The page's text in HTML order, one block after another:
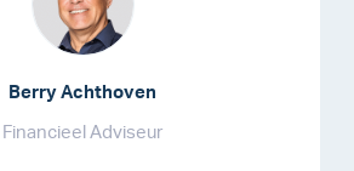
Berry Achthoven
Financieel Adviseur